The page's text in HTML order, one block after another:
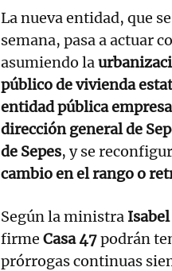
La nueva entidad, que
semana, pasa a actuar
asumiendo la
público de vivienda
entidad pública
dirección general de
de Sepes, y se
cambio en el rango o
Según la ministra
firme Casa 47podrán
prórrogas continuas